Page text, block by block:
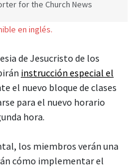
for the Church News
en inglés.
de Jesucristo de los
instrucción especial el
el nuevo bloque de clases
para el nuevo horario
hora.
los miembros verán una
cómo implementar el